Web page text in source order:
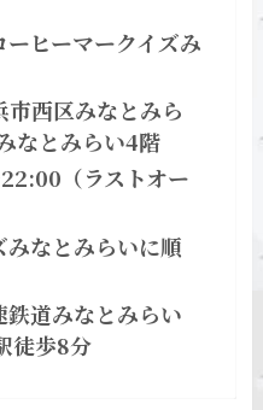
ヒーマークイズみ
西区みなとみら
なとみらい4階
（ラストオー
なとみらいに順
鉄道みなとみらい
徒歩8分